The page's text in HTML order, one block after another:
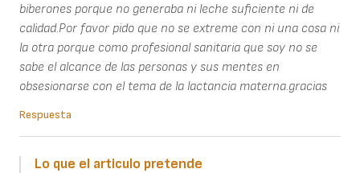
biberones porque no generaba ni leche suficiente ni de
calidad.Por favor pido que no se extreme con ni una cosa ni
la otra porque como profesional sanitaria que soy no se
sabe el alcance de las personas y sus mentes en
obsesionarse con el tema de la lactancia materna.gracias
Respuesta
Lo que el articulo pretende